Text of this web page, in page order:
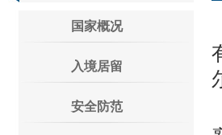
国家概况
入境居留
安全防范